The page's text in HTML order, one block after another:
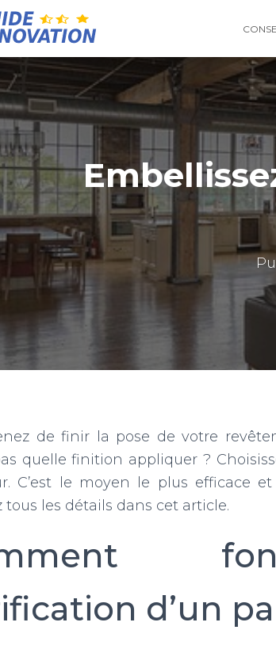
de finir la pose de votre
quelle finition appliquer ?
C’est le moyen le plus efficace
tous les détails dans cet article.
d’un